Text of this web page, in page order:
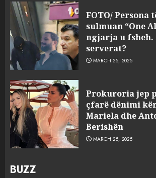
FOTO/ Persona
sulmuan “One
ngjarja u fsheh.
serverat?
MARCH 25, 2025
Prokuroria jep
çfarë dënimi
Mariela dhe
Berishën
MARCH 25, 2025
BUZZ